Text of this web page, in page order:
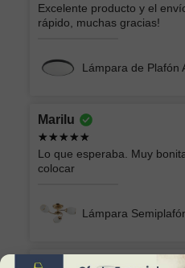
Excelente producto y el
rápido, muchas gracias!
Lámpara de Plafón
Marilu
Lo que esperaba. Muy
colocar
Lámpara
Sonia Alicia